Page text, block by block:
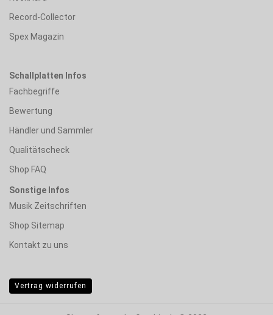
Record-Collector
Spex Magazin
Schallplatten Infos
Fachbegriffe
Bewertung
Händler und Sammler
Qualitätscheck
Shop FAQ
Sonstige Infos
Musik Zeitschriften
Shop Sitemap
Kontakt zu uns
Vertrag widerrufen